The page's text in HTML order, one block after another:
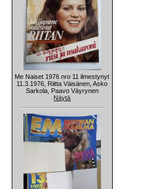
Me Naiset 1976 nro 11 ilmestynyt
11.3.1976, Riitta Väisänen, Asko
Sarkola, Paavo Väyrynen
Näytä